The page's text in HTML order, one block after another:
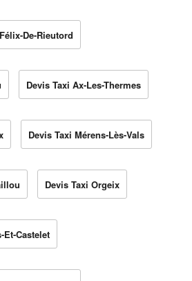
De-Rieutord
Devis Taxi Ax-Les-Thermes
Devis Taxi Mérens-Lès-Vals
Devis Taxi Orgeix
Et-Castelet